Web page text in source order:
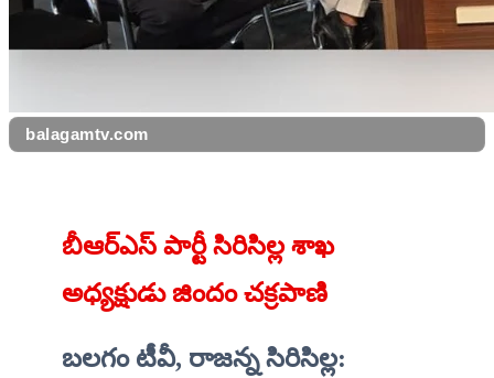
balagamtv.com
బీఆర్ఎస్ పార్టీ సిరిసిల్ల శాఖ
అధ్యక్షుడు జిందం చక్రపాణి
బలగం టీవీ, రాజన్న సిరిసిల్ల: